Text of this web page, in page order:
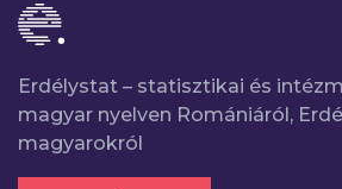
Erdélystat – statisztikai és
magyar nyelven Romániáról,
magyarokról